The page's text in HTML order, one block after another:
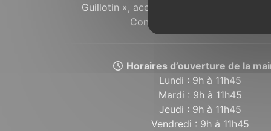
Guillotin », accompagne depuis
Concoretois et Concoretoises.
Horaires d’ouverture de la
Lundi : 9h à 11h45
Mardi : 9h à 11h45
Jeudi : 9h à 11h45
Vendredi : 9h à 11h45